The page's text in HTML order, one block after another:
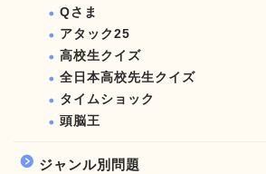
Qさま
アタック25
高校生クイズ
全日本高校先生クイズ
タイムショック
頭脳王
ジャンル別問題